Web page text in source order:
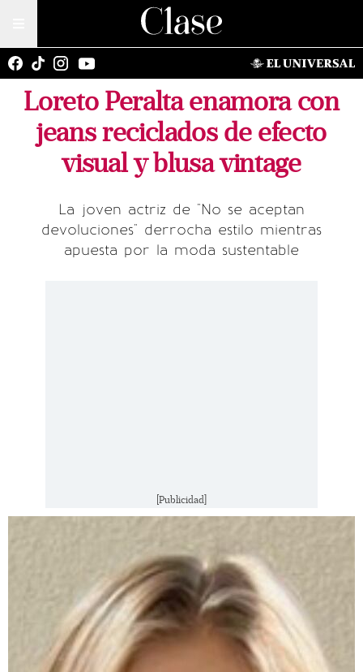
Loreto Peralta enamora con
jeans reciclados de efecto
visual y blusa vintage
La joven actriz de "No se aceptan
devoluciones" derrocha estilo mientras
apuesta por la moda sustentable
[Publicidad]